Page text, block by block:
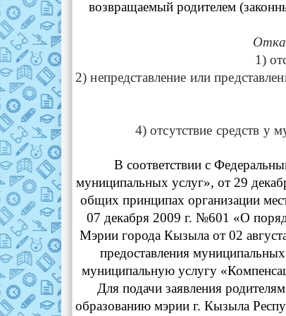
возвращаемый родителем
1)
2) непредставление или
4) отсутствие средств у
В соответствии с
муниципальных услуг», от 29
общих принципах организации
07 декабря 2009 г. №601 «О
Мэрии города Кызыла от 02
предоставления
муниципальную услугу
Для подачи заявления
образованию мэрии г. Кызыла